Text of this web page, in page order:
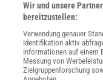
Angebote für Schulen
Angebote für
Sprachen lernen mit
Lexika
Für Spektrum
Wir und unsere
bereitzustellen:
Verwendung genauer
Identifikation aktiv
Informationen auf einem
Messung von
Zielgruppenforschung